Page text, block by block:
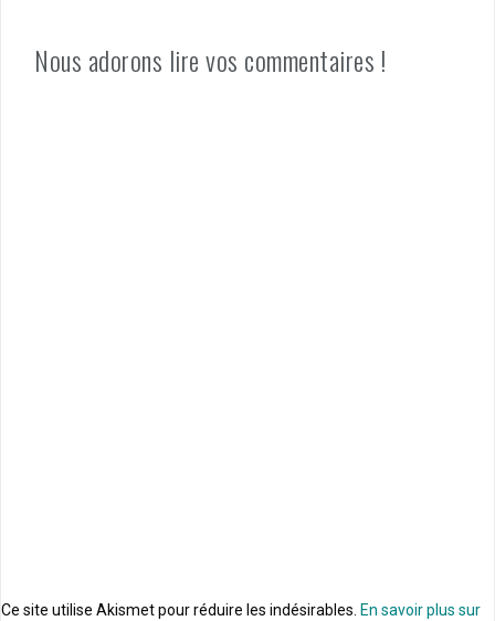
Nous adorons lire vos commentaires !
Ce site utilise Akismet pour réduire les indésirables. En savoir plus sur